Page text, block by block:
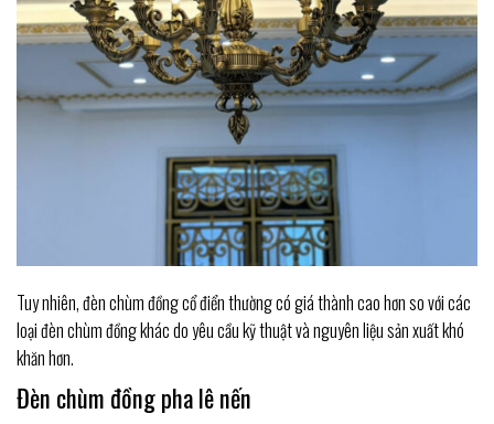
Tuy nhiên, đèn chùm đồng cổ điển thường có giá thành cao hơn so với các
loại đèn chùm đồng khác do yêu cầu kỹ thuật và nguyên liệu sản xuất khó
khăn hơn.
Đèn chùm đồng pha lê nến